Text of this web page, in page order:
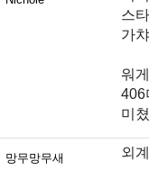
스
가
워
406
미
망무망무새 외